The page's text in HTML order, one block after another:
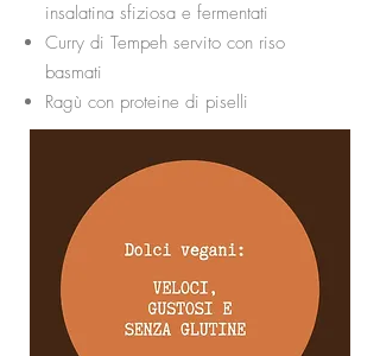
insalatina sfiziosa e fermentati
Curry di Tempeh servito con riso
basmati
Ragù con proteine di piselli